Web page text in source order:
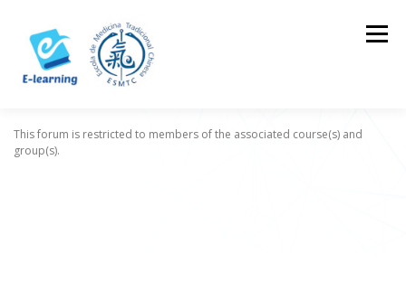
content
Menu
HOME CONTACTOS LOG IN
This forum is restricted to members of the associated course(s) and
group(s).